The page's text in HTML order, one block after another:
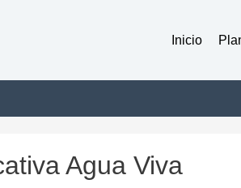
Inicio
Agua Viva